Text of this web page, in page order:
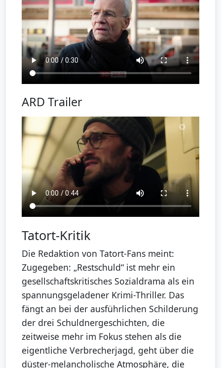
ARD Trailer
Tatort-Kritik
Die Redaktion von Tatort-Fans meint:
Zugegeben: „Restschuld“ ist mehr ein
gesellschaftskritisches Sozialdrama als ein
spannungsgeladener Krimi-Thriller. Das
fängt an bei der ausführlichen Schilderung
der drei Schuldnergeschichten, die
zeitweise mehr im Fokus stehen als die
eigentliche Verbrecherjagd, geht über die
düster-melancholische Atmosphäre, die